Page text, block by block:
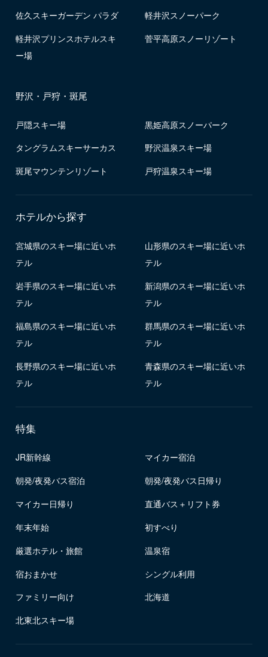
佐久スキーガーデン パラダ
軽井沢スノーパーク
軽井沢プリンスホテルスキ
ー場
菅平高原スノーリゾート
野沢・戸狩・斑尾
戸隠スキー場
黒姫高原スノーパーク
タングラムスキーサーカス
野沢温泉スキー場
斑尾マウンテンリゾート
戸狩温泉スキー場
ホテルから探す
宮城県のスキー場に近いホ
テル
山形県のスキー場に近いホ
テル
岩手県のスキー場に近いホ
テル
新潟県のスキー場に近いホ
テル
福島県のスキー場に近いホ
テル
群馬県のスキー場に近いホ
テル
長野県のスキー場に近いホ
テル
青森県のスキー場に近いホ
テル
特集
JR新幹線
マイカー宿泊
朝発/夜発バス宿泊
朝発/夜発バス日帰り
マイカー日帰り
直通バス＋リフト券
年末年始
初すべり
厳選ホテル・旅館
温泉宿
宿おまかせ
シングル利用
ファミリー向け
北海道
北東北スキー場